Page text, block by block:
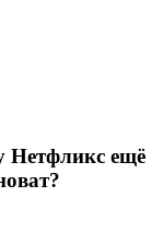
Нетфликс ещё